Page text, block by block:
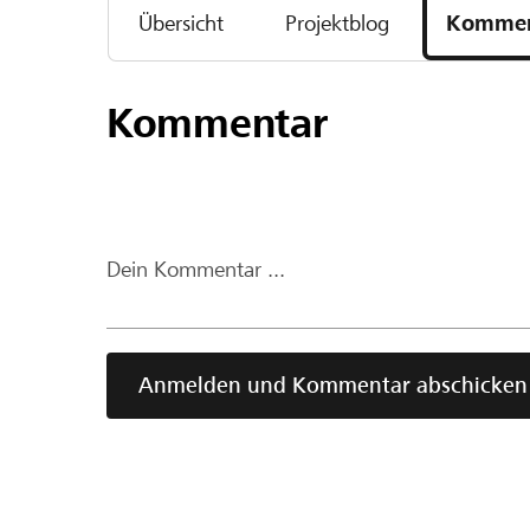
Übersicht Projektblog
Kommentar
Dein Kommentar ...
Anmelden und Kommentar abschicken